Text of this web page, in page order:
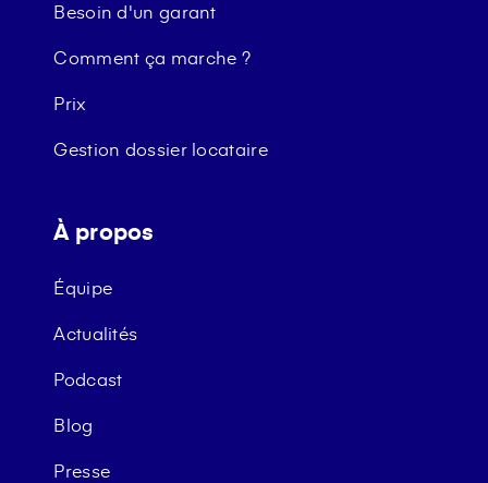
Besoin d'un garant
Comment ça marche ?
Prix
Gestion dossier locataire
À propos
Équipe
Actualités
Podcast
Blog
Presse